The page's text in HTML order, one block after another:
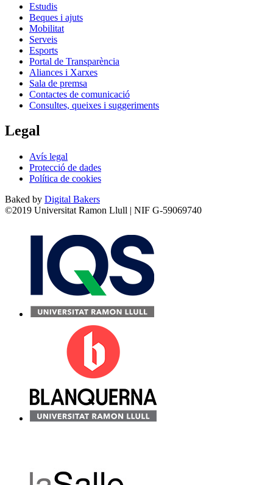
Estudis
Beques i ajuts
Mobilitat
Serveis
Esports
Portal de Transparència
Aliances i Xarxes
Sala de premsa
Contactes de comunicació
Consultes, queixes i suggeriments
Legal
Avís legal
Protecció de dades
Política de cookies
Baked by Digital Bakers
©2019 Universitat Ramon Llull | NIF G-59069740